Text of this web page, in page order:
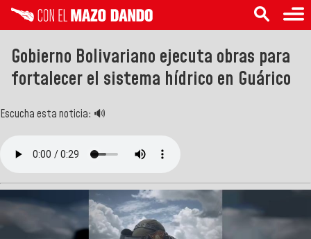
Gobierno Bolivariano ejecuta obras para
fortalecer el sistema hídrico en Guárico
Escucha esta noticia: 🔊